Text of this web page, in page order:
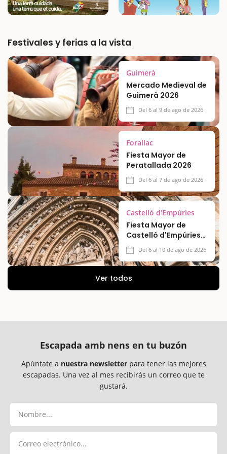
Festivales y ferias a la vista
Guimerà
Mercado Medieval de
Guimerà 2026
Del 6 al 9 de ago de 2026
Forallac
Fiesta Mayor de
Peratallada 2026
Del 6 al 7 de ago de 2026
Castelló d'Empúries
Fiesta Mayor de
Castelló d'Empúries
2026Del 6 al 10 de ago de 2026
Ver todos
Escapada amb nens en tu buzón
Apúntate a nuestra newsletterpara tener las mejores
escapadas. Una vez al mes recibirás un correo que te
gustará.